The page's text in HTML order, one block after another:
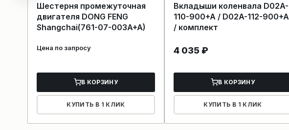
Шестерня промежуточная
двигателя DONG FENG
Shangchai(761-07-003A+A)
Цена по запросу
В КОРЗИНУ
КУПИТЬ В 1 КЛИК
Вкладыши коленвала D02A-
110-900+A / D02A-112-900+A
/ комплект
4 035 ₽
В КОРЗИНУ
КУПИТЬ В 1 КЛИК